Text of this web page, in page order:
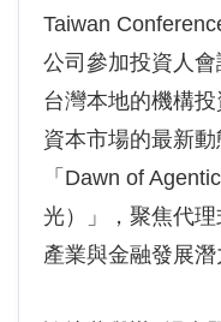
Taiwan
公司參加投資人
台灣本地的機構
資本市場的最新
「Dawn of
光）」，聚焦代
產業與金融發展潛